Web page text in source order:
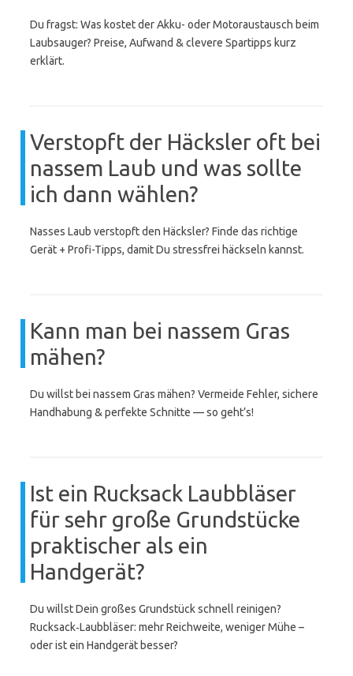
Du fragst: Was kostet der Akku- oder Motoraustausch beim
Laubsauger? Preise, Aufwand & clevere Spartipps kurz
erklärt.
Verstopft der Häcksler oft bei
nassem Laub und was sollte
ich dann wählen?
Nasses Laub verstopft den Häcksler? Finde das richtige
Gerät + Profi-Tipps, damit Du stressfrei häckseln kannst.
Kann man bei nassem Gras
mähen?
Du willst bei nassem Gras mähen? Vermeide Fehler, sichere
Handhabung & perfekte Schnitte — so geht’s!
Ist ein Rucksack Laubbläser
für sehr große Grundstücke
praktischer als ein
Handgerät?
Du willst Dein großes Grundstück schnell reinigen?
Rucksack‑Laubbläser: mehr Reichweite, weniger Mühe –
oder ist ein Handgerät besser?